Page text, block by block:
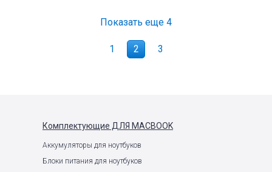
Показать еще 4
1 2 3
Комплектующие ДЛЯ MACBOOK
Аккумуляторы для ноутбуков
Блоки питания для ноутбуков